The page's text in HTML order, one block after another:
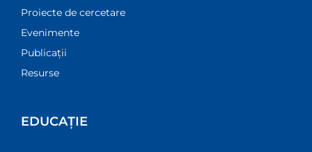
Proiecte de cercetare
Evenimente
Publicații
Resurse
EDUCAȚIE